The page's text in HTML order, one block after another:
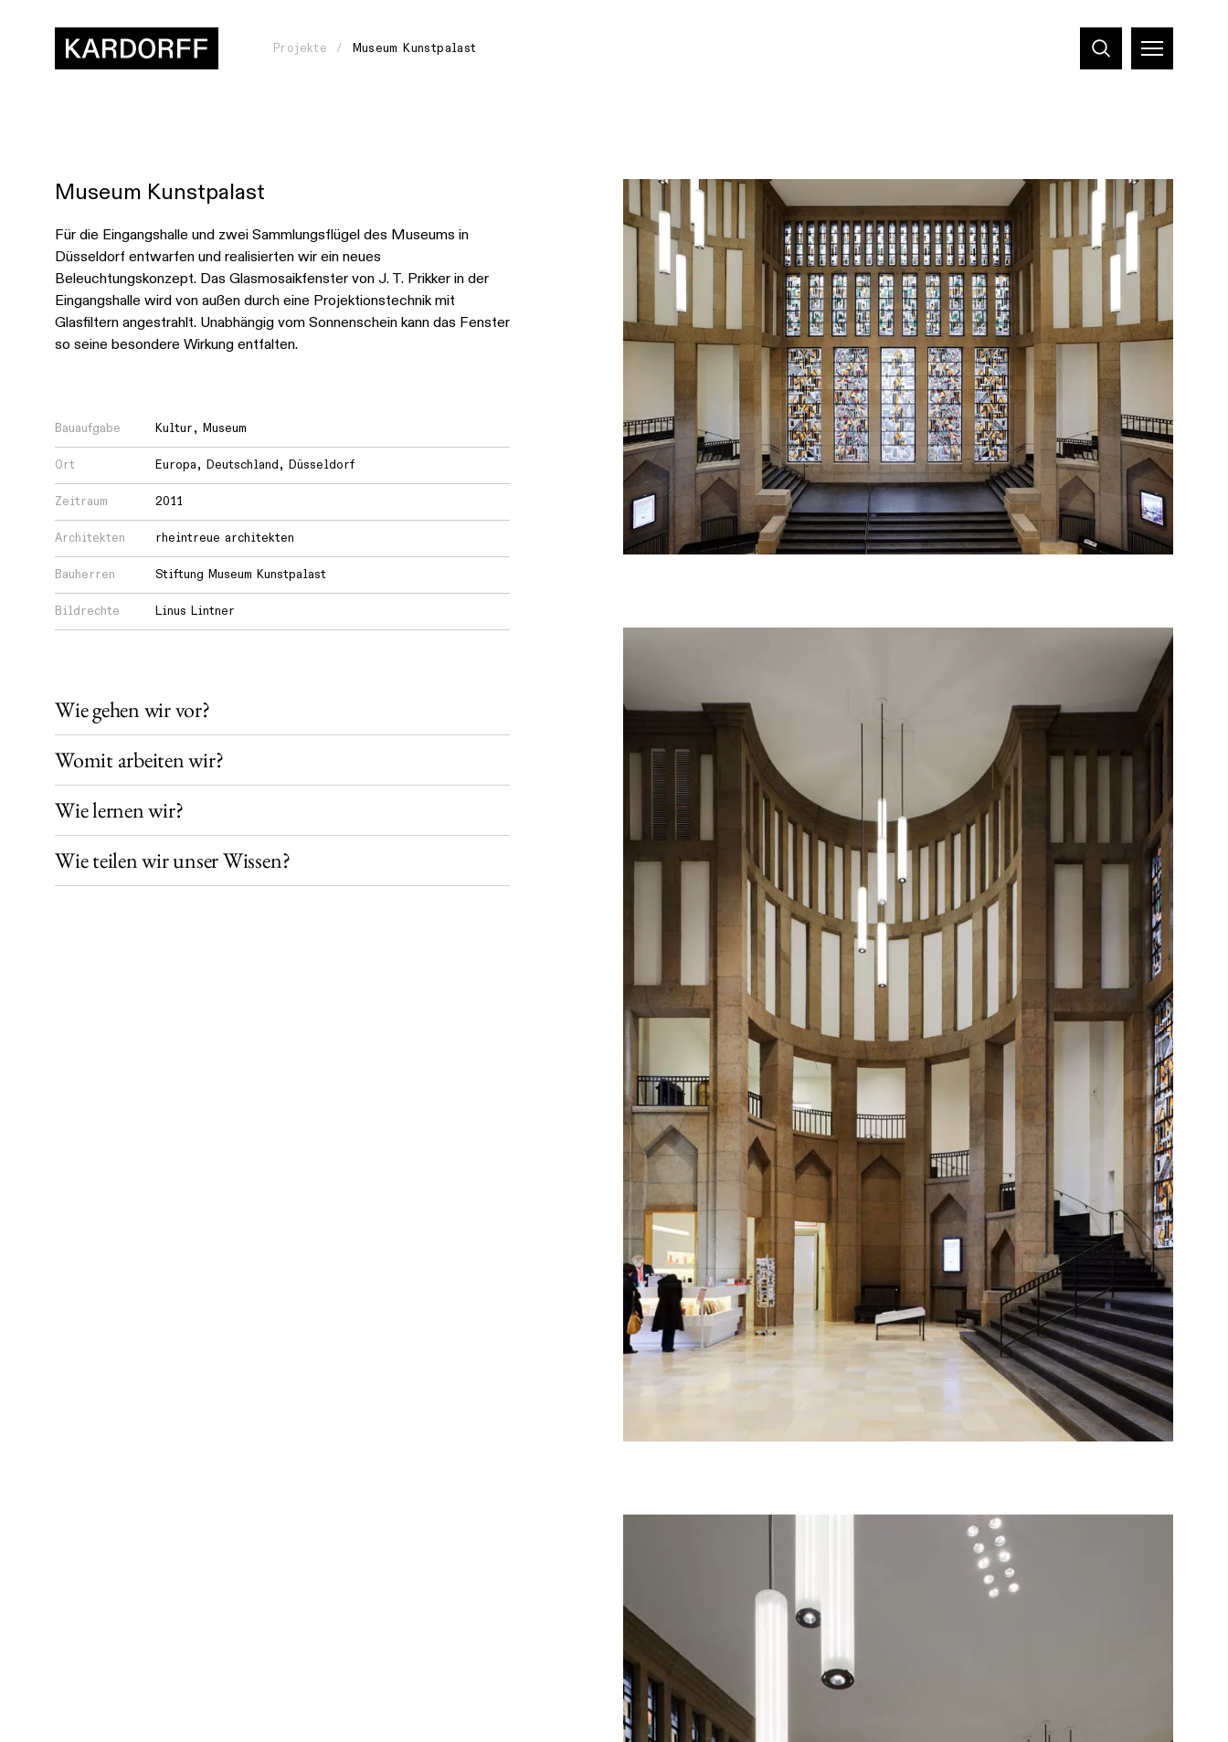
Projekte Museum Kunstpalast
Museum Kunstpalast
Für die Eingangshalle und zwei Sammlungsflügel des Museums in
Düsseldorf entwarfen und realisierten wir ein neues
Beleuchtungskonzept. Das Glasmosaikfenster von J. T. Prikker in der
Eingangshalle wird von außen durch eine Projektionstechnik mit
Glasfiltern angestrahlt. Unabhängig vom Sonnenschein kann das Fenster
so seine besondere Wirkung entfalten.
Bauaufgabe Kultur, Museum
Ort Europa, Deutschland, Düsseldorf
Zeitraum 2011
Architekten rheintreue architekten
Bauherren Stiftung Museum Kunstpalast
Bildrechte Linus Lintner
Wie gehen wir vor?
Womit arbeiten wir?
Wie lernen wir?
Wie teilen wir unser Wissen?
Wie
gehen
wir
vor?
Womit
Wie
lernen
wir?
Wie
teilen
wir
Wissen?